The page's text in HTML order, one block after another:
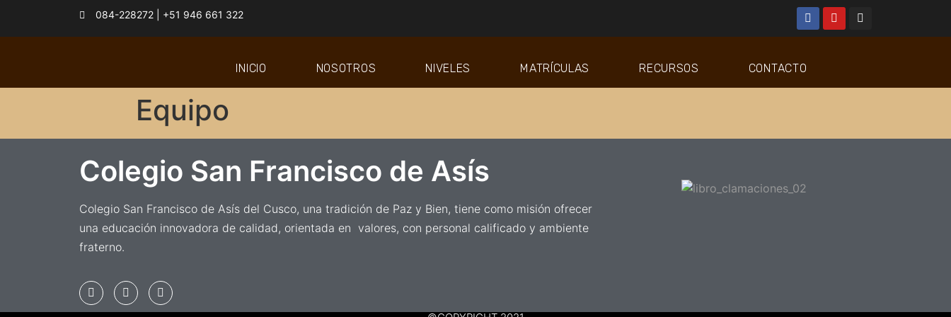
084-228272 | +51 946 661 322
INICIO NOSOTROS NIVELES MATRÍCULAS RECURSOS CONTACTO
Equipo
Colegio San Francisco de Asís
Colegio San Francisco de Asís del Cusco, una tradición de Paz y Bien, tiene como misión ofrecer
una educación innovadora de calidad, orientada en valores, con personal calificado y ambiente
fraterno.